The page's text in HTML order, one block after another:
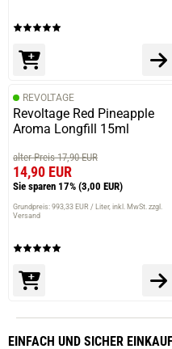
REVOLTAGE
Revoltage Red Pineapple
Aroma Longfill 15ml
alter Preis 17,90 EUR
14,90 EUR
Sie sparen 17% (3,00 EUR)
Grundpreis: 993,33 EUR / Liter inkl. MwSt. zzgl.
Versand
EINFACH UND SICHER